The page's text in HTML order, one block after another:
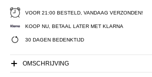
VOOR 21:00 BESTELD, VANDAAG VERZONDEN!
KOOP NU, BETAAL LATER MET KLARNA
30 DAGEN BEDENKTIJD
OMSCHRIJVING